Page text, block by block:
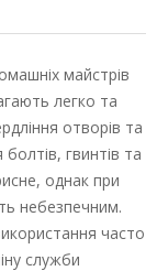
майстрів
легко та
отворів та
гвинтів та
однак при
небезпечним.
часто
служби